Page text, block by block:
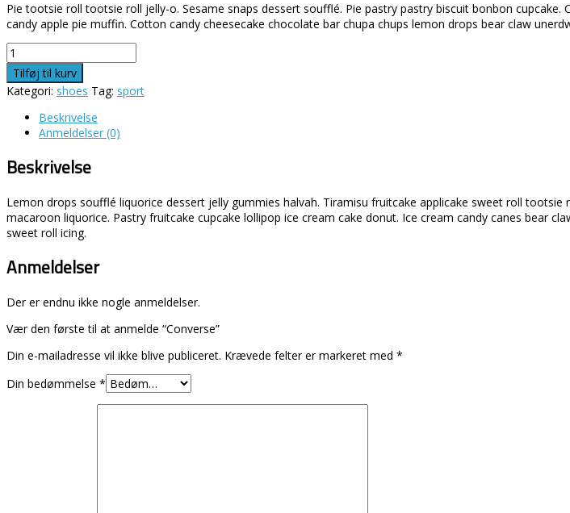
pris
var:
£45.00.
pris
er:
£32.00.
Pie tootsie roll tootsie roll jelly-o. Sesame snaps dessert soufflé. Pie pastry pastry biscuit bonbon
candy apple pie muffin. Cotton candy cheesecake chocolate bar chupa chups lemon drops bear claw
Converse
antal
Tilføj til kurv
Kategori: shoes Tag: sport
Beskrivelse
Anmeldelser (0)
Beskrivelse
Lemon drops soufflé liquorice dessert jelly gummies halvah. Tiramisu fruitcake applicake sweet roll
macaroon liquorice. Pastry fruitcake cupcake lollipop ice cream cake donut. Ice cream candy canes bear
sweet roll icing.
Anmeldelser
Der er endnu ikke nogle anmeldelser.
Vær den første til at anmelde “Converse”
Din e-mailadresse vil ikke blive publiceret. Krævede felter er markeret med *
Din bedømmelse *